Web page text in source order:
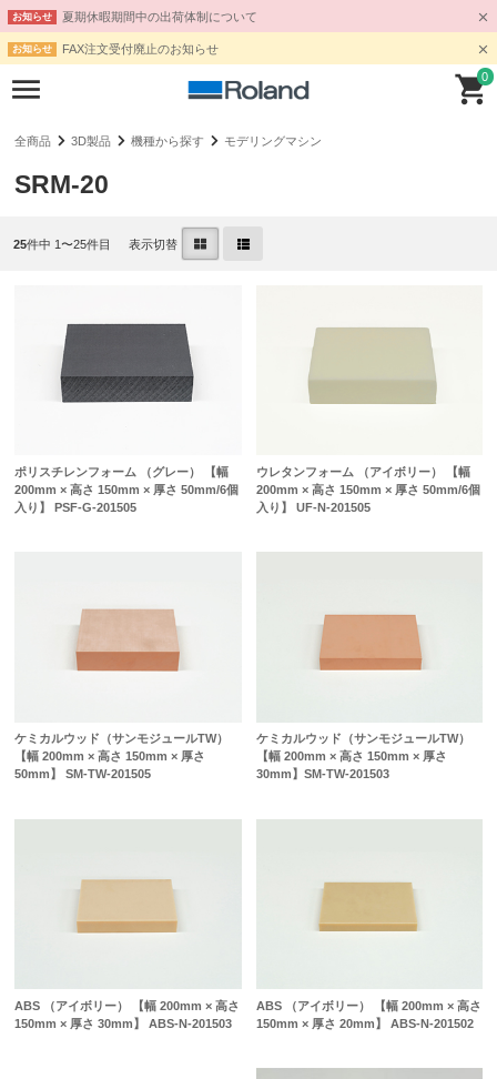
お知らせ 夏期休暇期間中の出荷体制について
お知らせ FAX注文受付廃止のお知らせ
0
全商品 3D製品 機種から探す モデリングマシン
SRM-20
25件中 1〜25件目 表示切替
ポリスチレンフォーム （グレー） 【幅
200mm × 高さ 150mm × 厚さ 50mm/6個
入り】 PSF-G-201505
ウレタンフォーム （アイボリー） 【幅
200mm × 高さ 150mm × 厚さ 50mm/6個
入り】 UF-N-201505
ケミカルウッド（サンモジュールTW）
【幅 200mm × 高さ 150mm × 厚さ
50mm】 SM-TW-201505
ケミカルウッド（サンモジュールTW）
【幅 200mm × 高さ 150mm × 厚さ
30mm】SM-TW-201503
ABS （アイボリー） 【幅 200mm × 高さ
150mm × 厚さ 30mm】 ABS-N-201503
ABS （アイボリー） 【幅 200mm × 高さ
150mm × 厚さ 20mm】 ABS-N-201502